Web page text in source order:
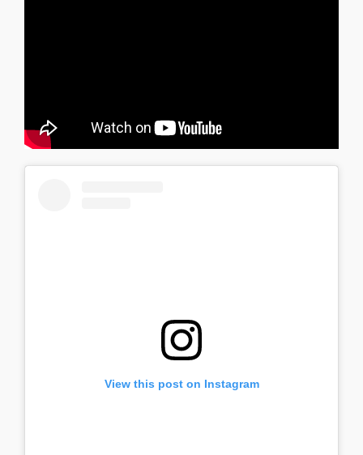
View this post on Instagram